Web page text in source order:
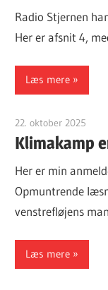
Radio Stjernen
Her er afsnit 4,
Læs mere
22. oktober 2025
Klimakamp
Her er min
Opmuntrende
venstrefløjens
Læs mere